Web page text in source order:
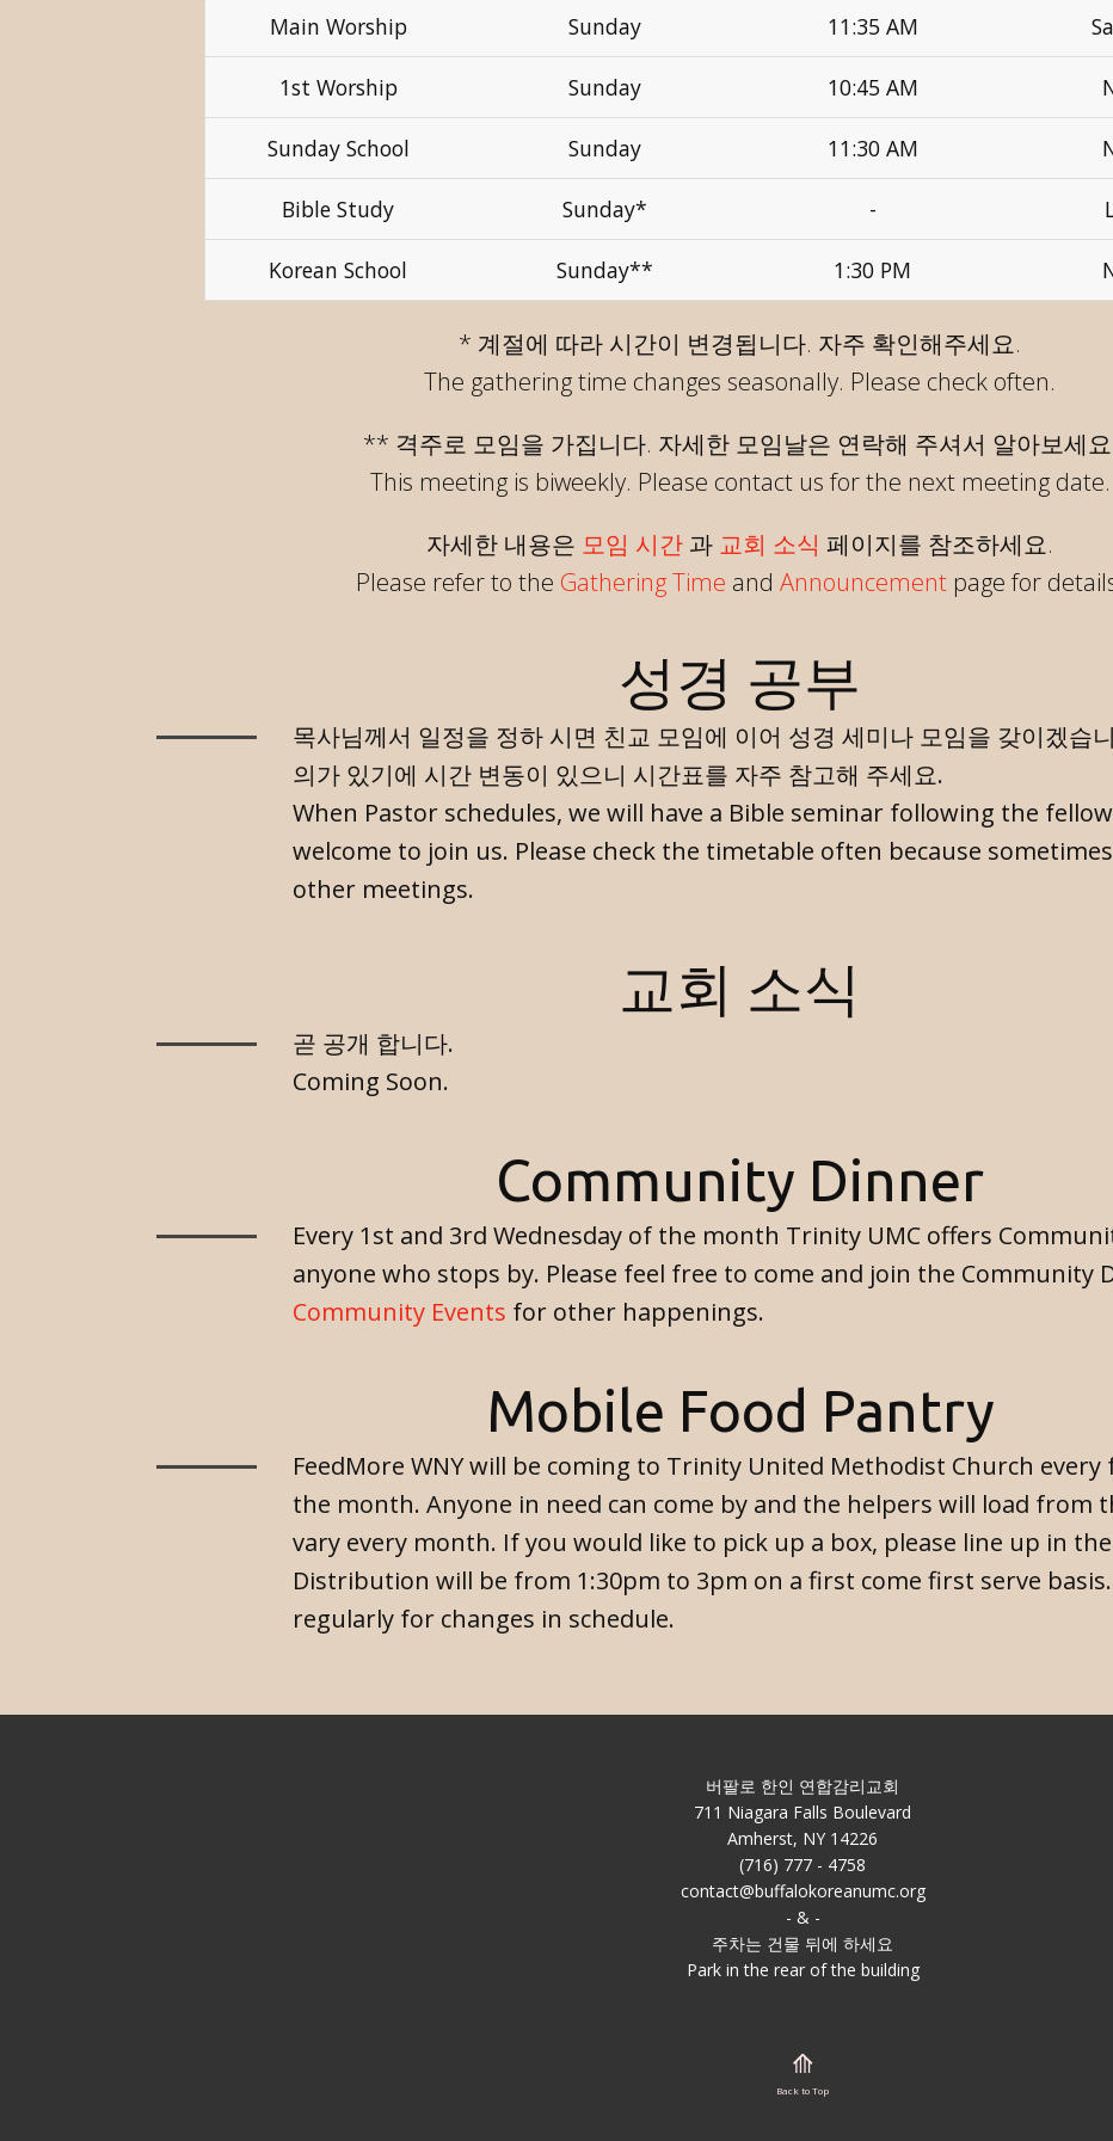
Main Worship Sunday 11:35 AM
1st Worship Sunday 10:45 AM
Sunday School Sunday 11:30 AM
Bible Study Sunday* -
Korean School Sunday** 1:30 PM
* 계절에 따라 시간이 변경됩니다. 자주 확인해주세요.
The gathering time changes seasonally. Please check often.
** 격주로 모임을 가집니다. 자세한 모임날은 연락해 주셔서 알아보세
This meeting is biweekly. Please contact us for the next meeting date.
자세한 내용은 모임 시간 과 교회 소식 페이지를 참조하세요.
Please refer to the Gathering Time and Announcement page for
성경 공부
목사님께서 일정을 정하 시면 친교 모임에 이어 성경 세미나 모임을 갖이겠습
의가 있기에 시간 변동이 있으니 시간표를 자주 참고해 주세요.
When Pastor schedules, we will have a Bible seminar following the
welcome to join us. Please check the timetable often because
other meetings.
교회 소식
곧 공개 합니다.
Coming Soon.
Community Dinner
Every 1st and 3rd Wednesday of the month Trinity UMC offers
anyone who stops by. Please feel free to come and join the Community
Community Events for other happenings.
Mobile Food Pantry
FeedMore WNY will be coming to Trinity United Methodist Church
the month. Anyone in need can come by and the helpers will load from
vary every month. If you would like to pick up a box, please line up in
Distribution will be from 1:30pm to 3pm on a first come first serve basis.
regularly for changes in schedule.
버팔로 한인 연합감리교회
711 Niagara Falls Boulevard
Amherst, NY 14226
(716) 777 - 4758
contact@buffalokoreanumc.org
- & -
주차는 건물 뒤에 하세요
Park in the rear of the building
⟰
Back to Top